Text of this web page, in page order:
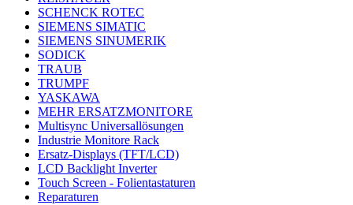
SCHENCK ROTEC
SIEMENS SIMATIC
SIEMENS SINUMERIK
SODICK
TRAUB
TRUMPF
YASKAWA
MEHR ERSATZMONITORE
Multisync Universallösungen
Industrie Monitore Rack
Ersatz-Displays (TFT/LCD)
LCD Backlight Inverter
Touch Screen - Folientastaturen
Reparaturen